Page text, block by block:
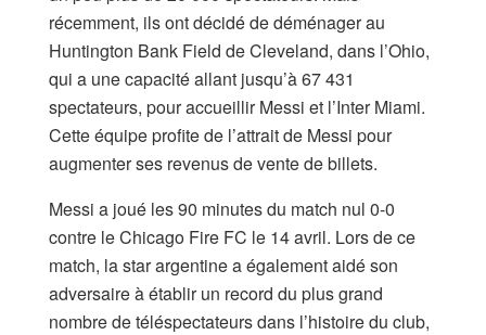
récemment, ils ont décidé de déménager au
Huntington Bank Field de Cleveland, dans l’Ohio,
qui a une capacité allant jusqu’à 67 431
spectateurs, pour accueillir Messi et l’Inter Miami.
Cette équipe profite de l’attrait de Messi pour
augmenter ses revenus de vente de billets.
Messi a joué les 90 minutes du match nul 0-0
contre le Chicago Fire FC le 14 avril. Lors de ce
match, la star argentine a également aidé son
adversaire à établir un record du plus grand
nombre de téléspectateurs dans l’histoire du club,